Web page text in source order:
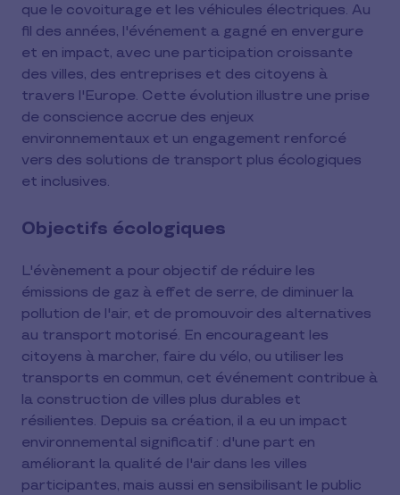
que le covoiturage et les véhicules électriques. Au
fil des années, l'événement a gagné en envergure
et en impact, avec une participation croissante
des villes, des entreprises et des citoyens à
travers l'Europe. Cette évolution illustre une prise
de conscience accrue des enjeux
environnementaux et un engagement renforcé
vers des solutions de transport plus écologiques
et inclusives.
Objectifs écologiques
L'évènement a pour objectif de réduire les
émissions de gaz à effet de serre, de diminuer la
pollution de l'air, et de promouvoir des alternatives
au transport motorisé. En encourageant les
citoyens à marcher, faire du vélo, ou utiliser les
transports en commun, cet événement contribue à
la construction de villes plus durables et
résilientes. Depuis sa création, il a eu un impact
environnemental significatif : d'une part en
améliorant la qualité de l'air dans les villes
participantes, mais aussi en sensibilisant le public